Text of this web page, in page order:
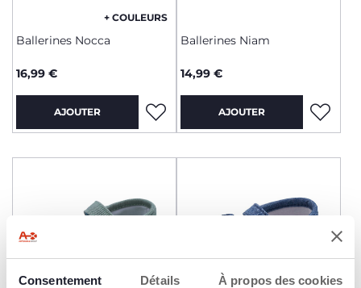
Consentement Détails À propos des cookies
+ COULEURS
Ballerines Nocca
16,99 €
AJOUTER
Ballerines Niam
14,99 €
AJOUTER